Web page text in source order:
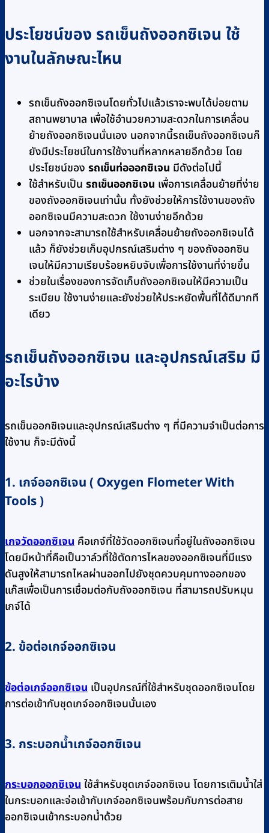
ประโยชน์ของ รถเข็นถังออกซิเจน ใช้
งานในลักษณะไหน
รถเข็นถังออกซิเจนโดยทั่วไปแล้วเราจะพบได้บ่อยตาม
สถานพยาบาล เพื่อใช้อำนวยความสะดวกในการเคลื่อน
ย้ายถังออกซิเจนนั่นเอง นอกจากนี้รถเข็นถังออกซิเจนก็
ยังมีประโยชน์ในการใช้งานที่หลากหลายอีกด้วย โดย
ประโยชน์ของ รถเข็นท่อออกซิเจน มีดังต่อไปนี้
ใช้สำหรับเป็น รถเข็นออกซิเจน เพื่อการเคลื่อนย้ายที่ง่าย
ของถังออกซิเจนเท่านั้น ทั้งยังช่วยให้การใช้งานของถัง
ออกซิเจนมีความสะดวก ใช้งานง่ายอีกด้วย
นอกจากจะสามารถใช้สำหรับเคลื่อนย้ายถังออกซิเจนได้
แล้ว ก็ยังช่วยเก็บอุปกรณ์เสริมต่าง ๆ ของถังออกซิน
เจนให้มีความเรียบร้อยหยิบจับเพื่อการใช้งานที่ง่ายขึ้น
ช่วยในเรื่องของการจัดเก็บถังออกซิเจนให้มีความเป็น
ระเบียบ ใช้งานง่ายและยังช่วยให้ประหยัดพื้นที่ได้ดีมากที
เดียว
รถเข็นถังออกซิเจน และอุปกรณ์เสริม มี
อะไรบ้าง
รถเข็นออกซิเจนและอุปกรณ์เสริมต่าง ๆ ที่มีความจำเป็นต่อการ
ใช้งาน ก็จะมีดังนี้
1. เกจ์ออกซิเจน ( Oxygen Flometer With
Tools )
เกจวัดออกซิเจน คือเกจ์ที่ใช้วัดออกซิเจนที่อยู่ในถังออกซิเจน
โดยมีหน้าที่คือเป็นวาล์วที่ใช้ตัดการไหลของออกซิเจนที่มีแรง
ดันสูงให้สามารถไหลผ่านออกไปยังชุดควบคุมทางออกของ
แก๊สเพื่อเป็นการเชื่อมต่อกับถังออกซิเจน ที่สามารถปรับหมุน
เกจ์ได้
2. ข้อต่อเกจ์ออกซิเจน
ข้อต่อเกจ์ออกซิเจน เป็นอุปกรณ์ที่ใช้สำหรับชุดออกซิเจนโดย
การต่อเข้ากับชุดเกจ์ออกซิเจนนั่นเอง
3. กระบอกน้ำเกจ์ออกซิเจน
กระบอกออกซิเจนใช้สำหรับชุดเกจ์ออกซิเจน โดยการเติมน้ำใส่
ในกระบอกและจ่อเข้ากับเกจ์ออกซิเจนพร้อมกับการต่อสาย
ออกซิเจนเข้ากระบอกน้ำด้วย